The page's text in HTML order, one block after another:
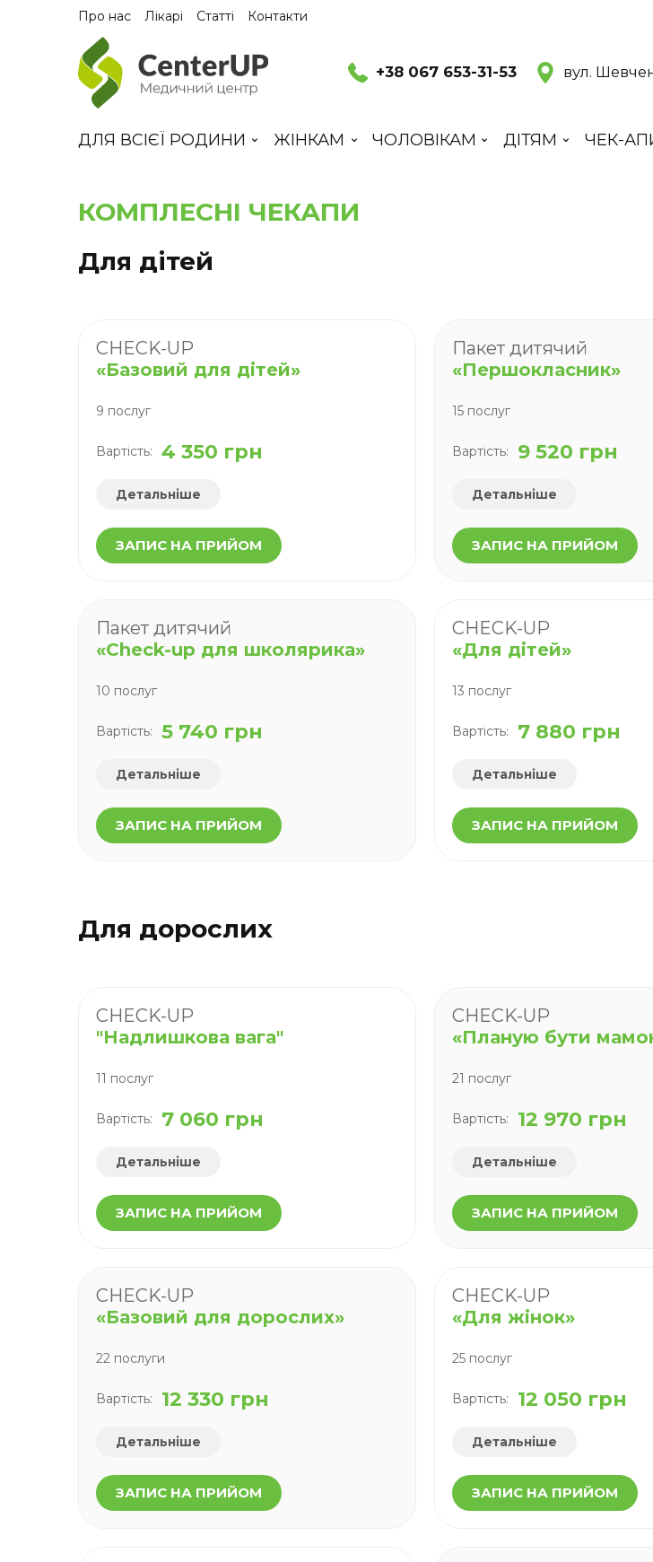
Про нас Лікарі Статті Контакти
+38 067 653-31-53 вул.
ДЛЯ ВСІЄЇ РОДИНИ ЖІНКАМ ЧОЛОВІКАМ ДІТЯМ ЧЕК-
КОМПЛЕСНІ ЧЕКАПИ
Для дітей
CHECK-UP
«Базовий для дітей»
9 послуг
Вартість: 4 350 грн
Детальніше
ЗАПИС НА ПРИЙОМ
Пакет дитячий
«Першокласник»
15 послуг
Вартість: 9 520 грн
Детальніше
ЗАПИС НА ПРИЙОМ
Пакет дитячий
«Check-up для школярика»
10 послуг
Вартість: 5 740 грн
Детальніше
ЗАПИС НА ПРИЙОМ
CHECK-UP
«Для дітей»
13 послуг
Вартість: 7 880 грн
Детальніше
ЗАПИС НА ПРИЙОМ
Для дорослих
CHECK-UP
"Надлишкова вага"
11 послуг
Вартість: 7 060 грн
Детальніше
ЗАПИС НА ПРИЙОМ
CHECK-UP
«Планую бути
21 послуг
Вартість: 12 970 грн
Детальніше
ЗАПИС НА ПРИЙОМ
CHECK-UP
«Базовий для дорослих»
22 послуги
Вартість: 12 330 грн
Детальніше
ЗАПИС НА ПРИЙОМ
CHECK-UP
«Для жінок»
25 послуг
Вартість: 12 050 грн
Детальніше
ЗАПИС НА ПРИЙОМ